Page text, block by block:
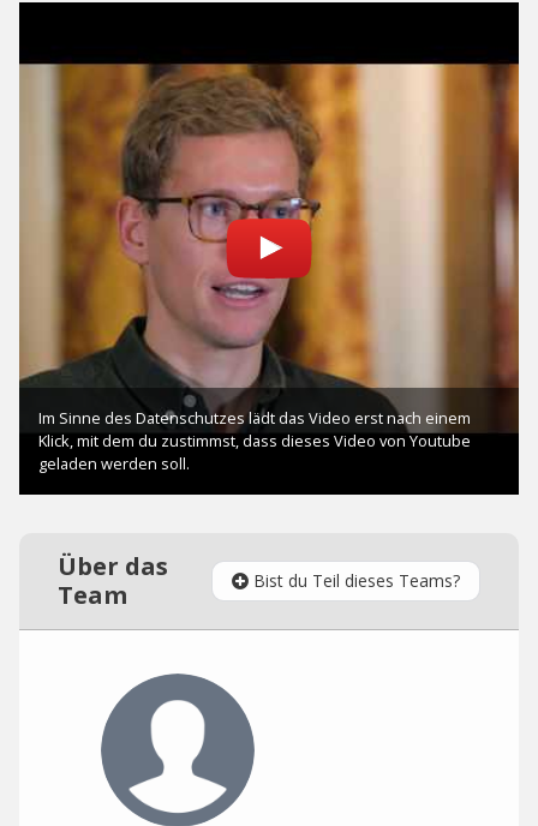
Über das
Team
Bist du Teil dieses Teams?